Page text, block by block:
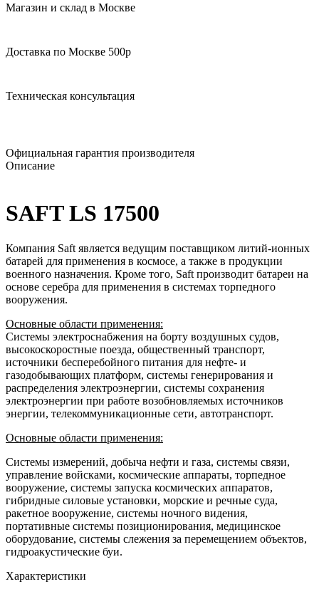
Магазин и склад в Москве
Доставка по Москве 500р
Техническая консультация
Официальная гарантия производителя
Описание
SAFT LS 17500
Компания Saft является ведущим поставщиком литий-ионных
батарей для применения в космосе, а также в продукции
военного назначения. Кроме того, Saft производит батареи на
основе серебра для применения в системах торпедного
вооружения.
Основные области применения:
Системы электроснабжения на борту воздушных судов,
высокоскоростные поезда, общественный транспорт,
источники бесперебойного питания для нефте- и
газодобывающих платформ, системы генерирования и
распределения электроэнергии, системы сохранения
электроэнергии при работе возобновляемых источников
энергии, телекоммуникационные сети, автотранспорт.
Основные области применения:
Системы измерений, добыча нефти и газа, системы связи,
управление войсками, космические аппараты, торпедное
вооружение, системы запуска космических аппаратов,
гибридные силовые установки, морские и речные суда,
ракетное вооружение, системы ночного видения,
портативные системы позиционирования, медицинское
оборудование, системы слежения за перемещением объектов,
гидроакустические буи.
Характеристики